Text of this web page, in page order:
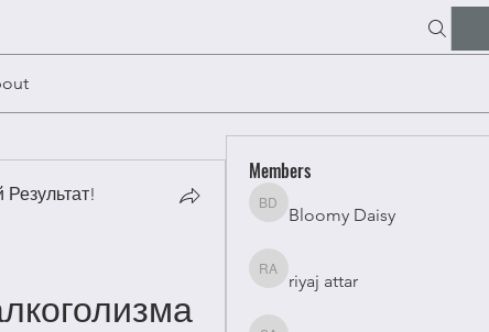
Members
Bloomy Daisy
Bloomy Daisy
riyaj attar
riyaj attar